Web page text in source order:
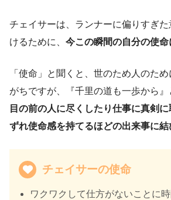
チェイサーは、ランナーに偏りすぎ
けるために、 今この瞬間の自分の使命
「使命」と聞くと、世のため人のた
がちですが、『千里の道も一歩から』
目の前の人に尽くしたり仕事に真剣
ずれ使命感を持てるほどの出来事に結
チェイサーの使命
ワクワクして仕方がないことに